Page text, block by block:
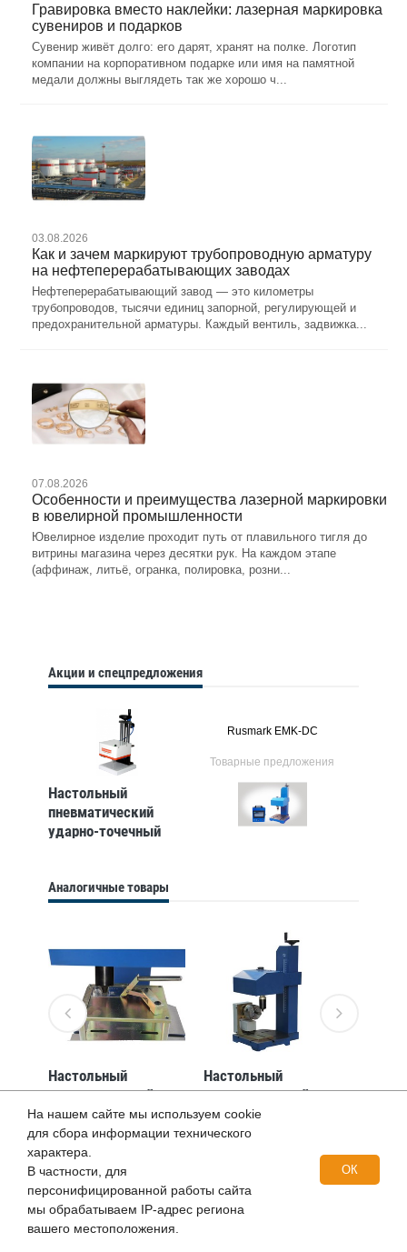
Гравировка вместо наклейки: лазерная маркировка
сувениров и подарков
Сувенир живёт долго: его дарят, хранят на полке. Логотип
компании на корпоративном подарке или имя на памятной
медали должны выглядеть так же хорошо ч...
03.08.2026
Как и зачем маркируют трубопроводную арматуру
на нефтеперерабатывающих заводах
Нефтеперерабатывающий завод — это километры
трубопроводов, тысячи единиц запорной, регулирующей и
предохранительной арматуры. Каждый вентиль, задвижка...
07.08.2026
Особенности и преимущества лазерной маркировки
в ювелирной промышленности
Ювелирное изделие проходит путь от плавильного тигля до
витрины магазина через десятки рук. На каждом этапе
(аффинаж, литьё, огранка, полировка, розни...
Акции и спецпредложения
Настольный
пневматический
ударно-точечный
Rusmark EMK-DC
Товарные предложения
Аналогичные товары
Настольный
пневматический
ударно-точечный
маркиратор
RUSMARK PMK-
DC02, LCD экран, ПО
Kingmark, окно
140*80мм, с
фиксатором
Настольный
пневматический
ударно-точечный
маркиратор
Kingmark, окно
140*80мм
На нашем сайте мы используем cookie
для сбора информации технического
характера.
В частности, для
персонифицированной работы сайта
мы обрабатываем IP-адрес региона
вашего местоположения.
ОК